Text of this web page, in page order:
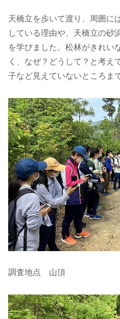
天橋立を歩いて渡り、周囲に
している理由や、天橋立の砂
を学びました。松林がきれい
く、なぜ？どうして？と考え
子など見えていないところま
調査地点 山頂